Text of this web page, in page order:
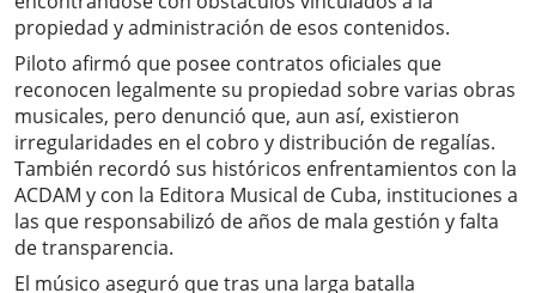
propiedad y administración de esos contenidos.
Piloto afirmó que posee contratos oficiales que
reconocen legalmente su propiedad sobre varias obras
musicales, pero denunció que, aun así, existieron
irregularidades en el cobro y distribución de regalías.
También recordó sus históricos enfrentamientos con la
ACDAM y con la Editora Musical de Cuba, instituciones a
las que responsabilizó de años de mala gestión y falta
de transparencia.
El músico aseguró que tras una larga batalla